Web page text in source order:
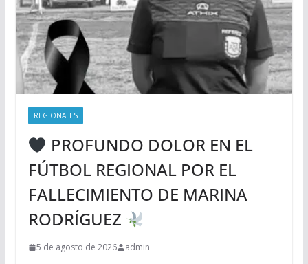
REGIONALES
PROFUNDO DOLOR EN EL
FÚTBOL REGIONAL POR EL
FALLECIMIENTO DE MARINA
RODRÍGUEZ
5 de agosto de 2026 admin